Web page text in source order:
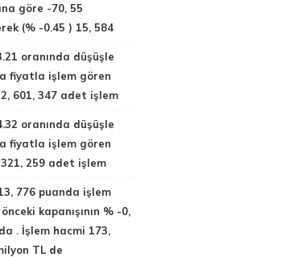
göre -70, 55
(% -0.45 ) 15, 584
oranında düşüşle
fiyatla işlem gören
601, 347 adet işlem
oranında düşüşle
fiyatla işlem gören
259 adet işlem
776 puanda işlem
kapanışının % -0,
. İşlem hacmi 173,
TL de